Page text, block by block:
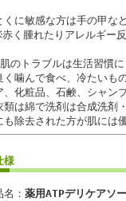
くに敏感な方は手の甲な
く腫れたりアレルギー
のトラブルは生活習慣
く噛んで食べ、冷たいも
、化粧品、石鹸、シャン
類は綿で洗剤は合成洗剤
も除去された方が肌には
様
名： 薬用ATPデリケアソ